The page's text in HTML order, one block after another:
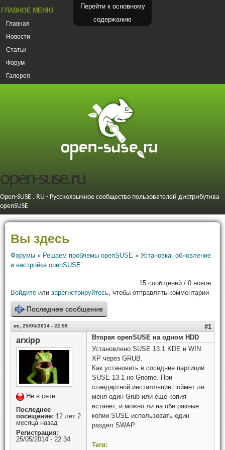
Перейти к основному
содержанию
ГЛАВНОЕ МЕНЮ
Главная
Новости
Статьи
Форум
Галерея
open-suse.ru
Open-SUSE . RU - Русскоязычное сообщество пользователей дистрибутива
openSUSE
Вы здесь
Форумы » Решаем проблемы openSUSE » Установка, обновление
и настройка openSUSE
15 сообщений / 0 новое
Войдите или зарегистрируйтесь, чтобы отправлять комментарии
Последнее сообщение
вс, 25/05/2014 - 22:59 #1
arxipp
Не в сети
Последнее
посещение: 12 лет 2
месяца назад
Регистрация:
25/05/2014 - 22:34
Вторая openSUSE на одном HDD
Установлено SUSE 13.1 KDE и WIN
XP через GRUB.
Как установить в соседние партиции
SUSE 13.1 но Gnome. При
стандартной инсталляции поймет ли
меня один Grub или еще копия
встанет, и можно ли на обе разные
копии SUSE использовать один
раздел SWAP.
Теги: